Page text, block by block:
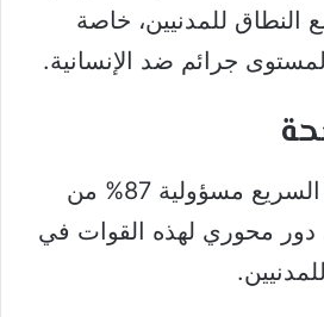
النطاق للمدنيين، خاصة
جرائم ضد الإنسانية.
تحميل قوات الدعم السريع مسؤولية 87% من
دور محوري لهذه القوات في